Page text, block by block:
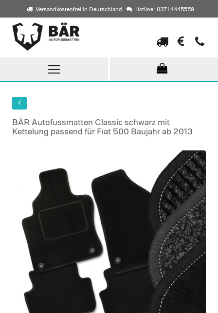
Versandkostenfrei in Deutschland Hotline: 0371 4445559
Direkt
zum
Inhalt
BÄR Autofussmatten Classic schwarz mit
Kettelung passend für Fiat 500 Baujahr ab 2013
images
gallery